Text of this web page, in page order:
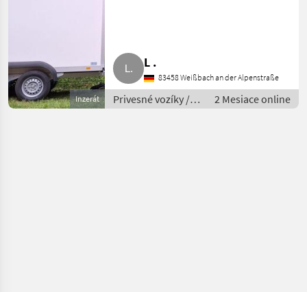
Inzerát
L .
83458 Weißbach an der Alpenstraße
Privesné vozíky /
Prívesný voz
2 Mesiace online